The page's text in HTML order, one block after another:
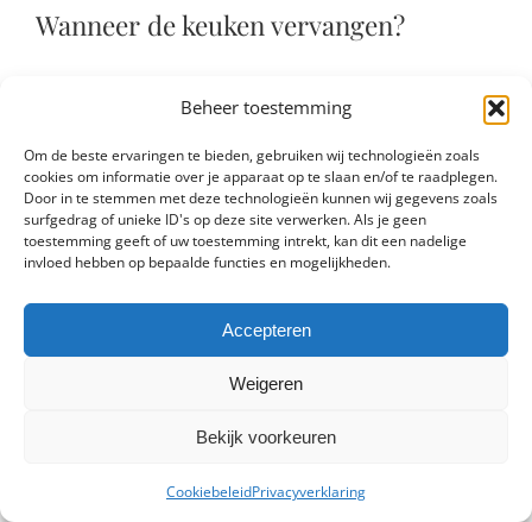
Beheer toestemming
Om de beste ervaringen te bieden, gebruiken wij technologieën zoals
cookies om informatie over je apparaat op te slaan en/of te raadplegen.
Door in te stemmen met deze technologieën kunnen wij gegevens zoals
surfgedrag of unieke ID's op deze site verwerken. Als je geen
toestemming geeft of uw toestemming intrekt, kan dit een nadelige
invloed hebben op bepaalde functies en mogelijkheden.
Accepteren
Weigeren
Bekijk voorkeuren
CookiebeleidPrivacyverklaring
Wanneer de keuken vervangen?
19 jaar. Uit onderzoek blijkt dat bijna een kwart van
tussen de 11 en 15 jaar oud is.
Waarom is het nodig om de gehele keuken te
vervangen?
achteruit en bovendien verbruiken oude apparaten
veel meer energie dan nieuwe, energiezuinige
keukenapparatuur. Bovendien kan het zijn dat de
vaker problemen ontstaan met de kraan.